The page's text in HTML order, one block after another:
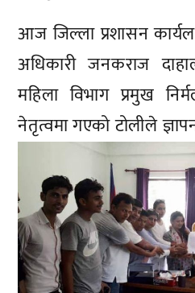
आज जिल्ला प्रशासन
अधिकारी जनकराज
महिला विभाग प्रमुख
नेतृत्वमा गएको टोलीले